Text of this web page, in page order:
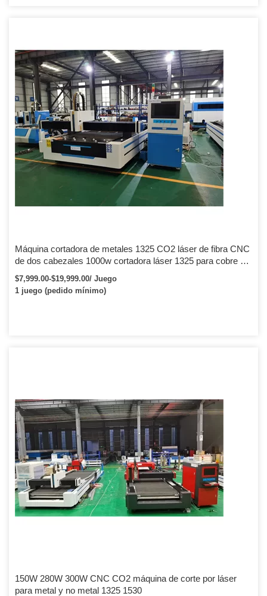
Máquina cortadora de metales 1325 CO2 láser de fibra CNC
de dos cabezales 1000w cortadora láser 1325 para cobre de
acero Irion
$7,999.00-$19,999.00/ Juego
1 juego (pedido mínimo)
150W 280W 300W CNC CO2 máquina de corte por láser
para metal y no metal 1325 1530